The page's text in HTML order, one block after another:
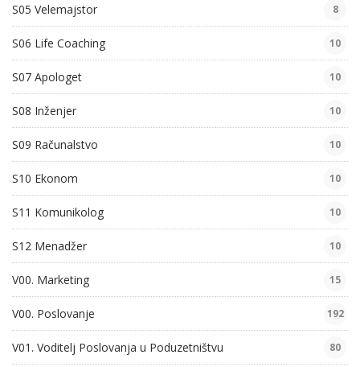
S05 Velemajstor 8
S06 Life Coaching 10
S07 Apologet 10
S08 Inženjer 10
S09 Računalstvo 10
S10 Ekonom 10
S11 Komunikolog 10
S12 Menadžer 10
V00. Marketing 15
V00. Poslovanje 192
V01. Voditelj Poslovanja u Poduzetništvu 80